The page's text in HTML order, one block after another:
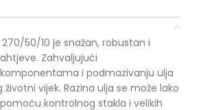
50/10 je snažan, robustan i
Zahvaljujući
i podmazivanju ulja
vijek. Razina ulja se može lako
kontrolnog stakla i velikih